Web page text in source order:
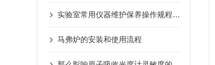
实验室常用仪器维护保养操作规程（十四）
马弗炉的安装和使用流程